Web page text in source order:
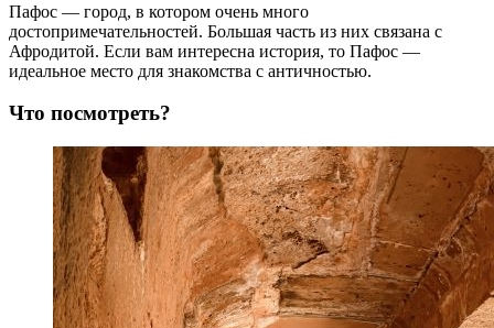
Пафос — город, в котором очень много
достопримечательностей. Большая часть из них связана с
Афродитой. Если вам интересна история, то Пафос —
идеальное место для знакомства с античностью.
Что посмотреть?